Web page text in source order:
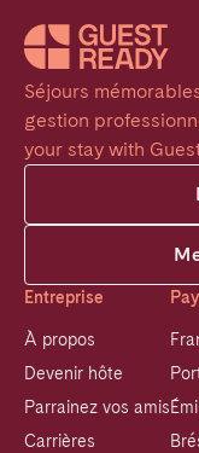
Séjours
gestion
your stay with
Entreprise
À propos
Devenir hôte
Parrainez vos amis
Carrières